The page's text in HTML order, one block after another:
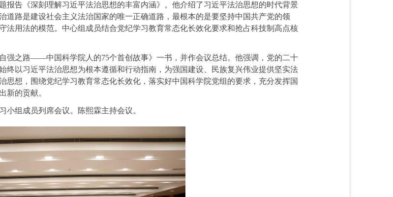
报告《深刻理解习近平法治思想的丰富内涵》。他介绍了习近平法治思想的时代背景
道路是建设社会主义法治国家的唯一正确道路，最根本的是要坚持中国共产党的领
法用法的模范。中心组成员结合党纪学习教育常态化长效化要求和抢占科技制高点核
强之路——中国科学院人的75个首创故事》一书，并作会议总结。他强调，党的二十
终以习近平法治思想为根本遵循和行动指南，为强国建设、民族复兴伟业提供坚实法
思想，围绕党纪学习教育常态化长效化，落实好中国科学院党组的要求，充分发挥国
新的贡献。
小组成员列席会议。 陈熙霖主持会议。